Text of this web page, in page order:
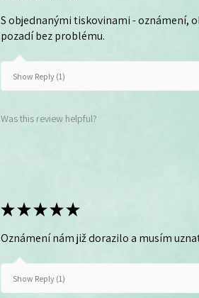
S objednanými tiskovinami - oznámení,
pozadí bez problému.
Show Reply (1)
Was this review helpful?
★★★★★
Oznámení nám již dorazilo a musím
Show Reply (1)